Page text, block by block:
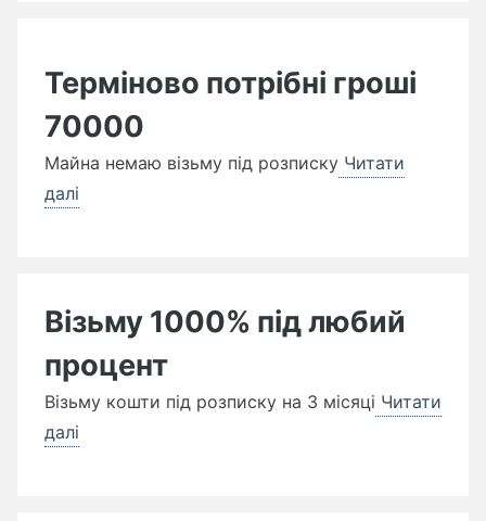
Терміново потрібні гроші
70000
Майна немаю візьму під розписку Читати
далі
Візьму 1000% під любий
процент
Візьму кошти під розписку на 3 місяці Читати
далі